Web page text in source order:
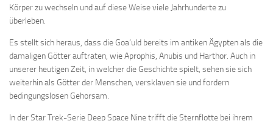
Körper zu wechseln und auf diese Weise viele Jahrhunderte zu
überleben.
Es stellt sich heraus, dass die Goa’uld bereits im antiken Ägypten als die
damaligen Götter auftraten, wie Aprophis, Anubis und Harthor. Auch in
unserer heutigen Zeit, in welcher die Geschichte spielt, sehen sie sich
weiterhin als Götter der Menschen, versklaven sie und fordern
bedingungslosen Gehorsam.
In der Star Trek-Serie Deep Space Nine trifft die Sternflotte bei ihrem